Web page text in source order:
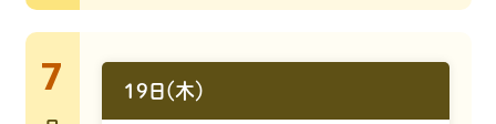
7 19日（木）